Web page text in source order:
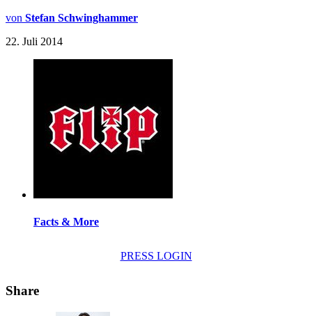
von Stefan Schwinghammer
22. Juli 2014
Facts & More
PRESS LOGIN
Share